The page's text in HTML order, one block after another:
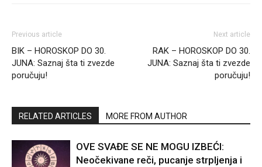
Previous article
BIK – HOROSKOP DO 30.
JUNA: Saznaj šta ti zvezde
poručuju!
Next article
RAK – HOROSKOP DO 30.
JUNA: Saznaj šta ti zvezde
poručuju!
RELATED ARTICLES MORE FROM AUTHOR
OVE SVAĐE SE NE MOGU IZBEĆI:
Neočekivane reči, pucanje strpljenja i